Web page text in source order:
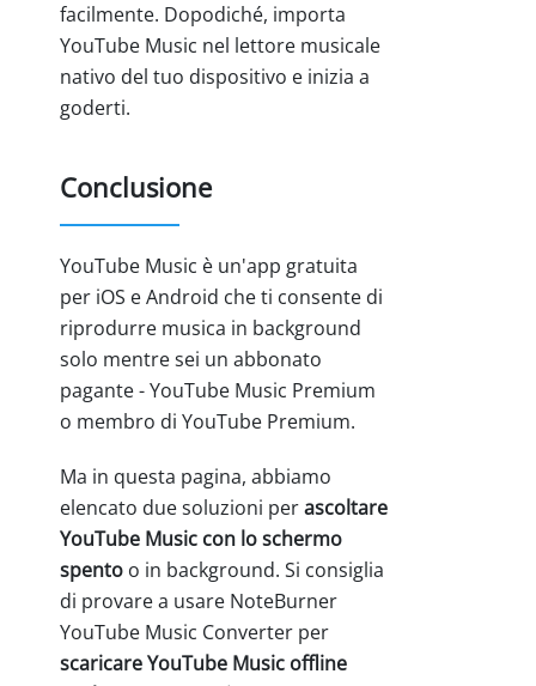
facilmente. Dopodiché, importa
YouTube Music nel lettore musicale
nativo del tuo dispositivo e inizia a
goderti.
Conclusione
YouTube Music è un'app gratuita
per iOS e Android che ti consente di
riprodurre musica in background
solo mentre sei un abbonato
pagante - YouTube Music Premium
o membro di YouTube Premium.
Ma in questa pagina, abbiamo
elencato due soluzioni perascoltare
YouTube Music con lo schermo
spento o in background. Si consiglia
di provare a usare NoteBurner
YouTube Music Converter per
scaricare YouTube Music offline